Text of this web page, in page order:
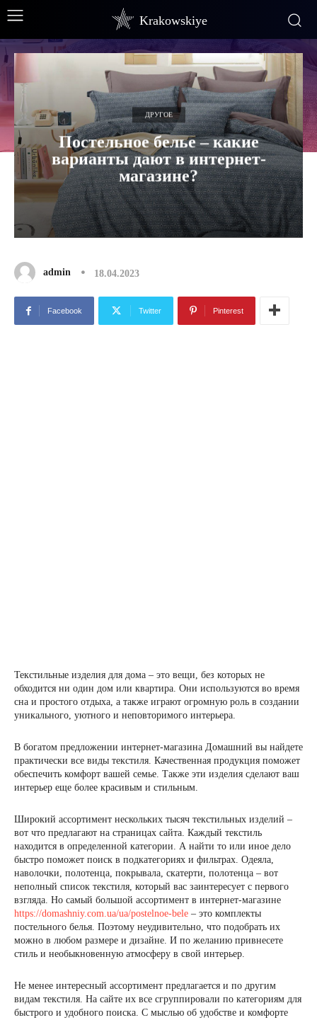
Krakowskiye
ДРУГОЕ
Постельное белье – какие
варианты дают в интернет-
магазине?
admin 18.04.2023
Facebook Twitter Pinterest
Текстильные изделия для дома – это вещи, без которых не
обходится ни один дом или квартира. Они используются во время
сна и простого отдыха, а также играют огромную роль в создании
уникального, уютного и неповторимого интерьера.
В богатом предложении интернет-магазина Домашний вы найдете
практически все виды текстиля. Качественная продукция поможет
обеспечить комфорт вашей семье. Также эти изделия сделают ваш
интерьер еще более красивым и стильным.
Широкий ассортимент нескольких тысяч текстильных изделий –
вот что предлагают на страницах сайта. Каждый текстиль
находится в определенной категории. А найти то или иное дело
быстро поможет поиск в подкатегориях и фильтрах. Одеяла,
наволочки, полотенца, покрывала, скатерти, полотенца – вот
неполный список текстиля, который вас заинтересует с первого
взгляда. Но самый большой ассортимент в интернет-магазине
https://domashniy.com.ua/ua/postelnoe-bele – это комплекты
постельного белья. Поэтому неудивительно, что подобрать их
можно в любом размере и дизайне. И по желанию привнесете
стиль и необыкновенную атмосферу в свой интерьер.
Не менее интересный ассортимент предлагается и по другим
видам текстиля. На сайте их все сгруппировали по категориям для
быстрого и удобного поиска. С мыслью об удобстве и комфорте